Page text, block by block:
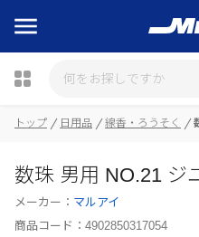
瓶詰
トップ 日用品 線香・ろうそく
数珠 男用 NO.21 ジ
メーカー： マルアイ
商品コード： 4902850317054